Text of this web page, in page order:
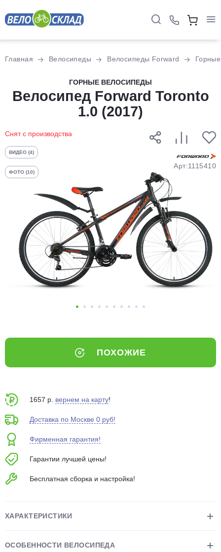
Главная Велосипеды Велосипеды Forward Горные
ГОРНЫЕ ВЕЛОСИПЕДЫ
Велосипед Forward Toronto
1.0 (2017)
Снят с производства
ВИДЕО (4)
ФОТО (10)
Арт:1115410
ПОХОЖИЕ
1657 р. вернем на карту!
Доставка по Москве 0 руб!
Фирменная гарантия!
Гарантии лучшей цены!
Бесплатная сборка и настройка!
ХАРАКТЕРИСТИКИ
ОСОБЕННОСТИ ВЕЛОСИПЕДА
Разбейте
оплатуна части
без переплат
График платежей
Добавляйте товары
в корзину
Оплачивайте сегодня только
выбранный способом
Оставшиеся75% будут
Подробнее
недели